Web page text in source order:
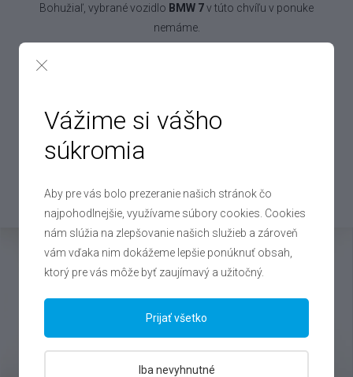
Bohužiaľ, vybrané vozidlo BMW 7v túto chvíľu v ponuke
nemáme.
Pokojne to však nechajte na nás! Denne vykúpime až 250 áut,
Chcem práve toto auto
Mohlo by vás zaujímať
Vážime si vášho
súkromia
Aby pre vás bolo prezeranie našich stránok čo
najpohodlnejšie, využívame súbory cookies. Cookies
nám slúžia na zlepšovanie našich služieb a zároveň
vám vďaka nim dokážeme lepšie ponúknuť obsah,
ktorý pre vás môže byť zaujímavý a užitočný.
Iba nevyhnutné
Prijať všetko